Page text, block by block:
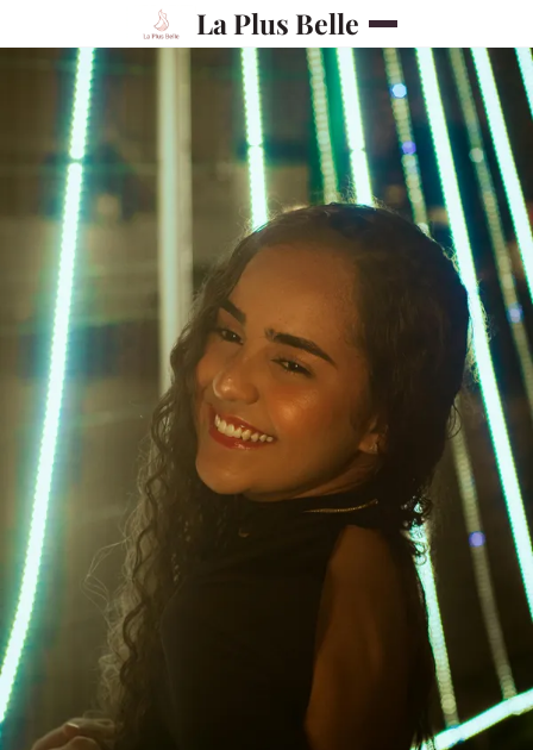
La Plus Belle